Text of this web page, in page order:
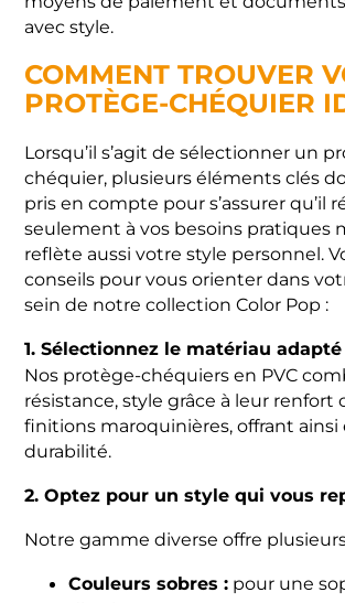
avec style.
COMMENT TROUVER
PROTÈGE-CHÉQUIER
Lorsqu’il s’agit de sélectionner un
chéquier, plusieurs éléments clés
pris en compte pour s’assurer qu’il
seulement à vos besoins pratiques
reflète aussi votre style personnel.
conseils pour vous orienter dans
sein de notre collection Color Pop :
1. Sélectionnez le matériau adapté
Nos protège-chéquiers en PVC
résistance, style grâce à leur renfort
finitions maroquinières, offrant ainsi
durabilité.
2. Optez pour un style qui vous
Notre gamme diverse offre
Couleurs sobres : pour une